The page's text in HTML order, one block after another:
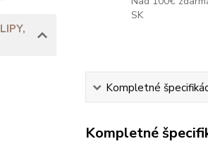
SK
Kompletné
Kompletné